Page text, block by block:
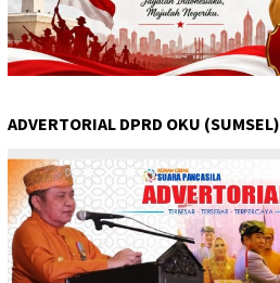
ADVERTORIAL DPRD OKU (SUMSEL)